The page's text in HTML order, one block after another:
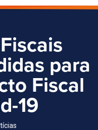
para
Fiscal
19